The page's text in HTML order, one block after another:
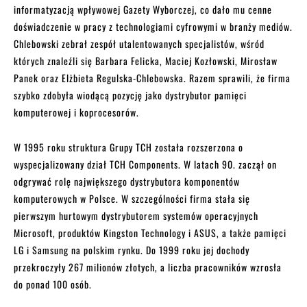
informatyzacją wpływowej Gazety Wyborczej, co dało mu cenne
doświadczenie w pracy z technologiami cyfrowymi w branży mediów.
Chlebowski zebrał zespół utalentowanych specjalistów, wśród
których znaleźli się Barbara Felicka, Maciej Kozłowski, Mirosław
Panek oraz Elżbieta Regulska-Chlebowska. Razem sprawili, że firma
szybko zdobyła wiodącą pozycję jako dystrybutor pamięci
komputerowej i koprocesorów.
W 1995 roku struktura Grupy TCH została rozszerzona o
wyspecjalizowany dział TCH Components. W latach 90. zaczął on
odgrywać rolę największego dystrybutora komponentów
komputerowych w Polsce. W szczególności firma stała się
pierwszym hurtowym dystrybutorem systemów operacyjnych
Microsoft, produktów Kingston Technology i ASUS, a także pamięci
LG i Samsung na polskim rynku. Do 1999 roku jej dochody
przekroczyły 267 milionów złotych, a liczba pracowników wzrosła
do ponad 100 osób.